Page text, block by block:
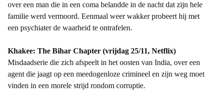
over een man die in een coma belandde in de nacht dat zijn hele
familie werd vermoord. Eenmaal weer wakker probeert hij met
een psychiater de waarheid te ontrafelen.
Khakee: The Bihar Chapter (vrijdag 25/11, Netflix)
Misdaadserie die zich afspeelt in het oosten van India, over een
agent die jaagt op een meedogenloze crimineel en zijn weg moet
vinden in een morele strijd rondom corruptie.